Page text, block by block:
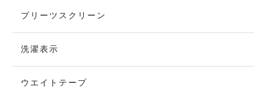
プリーツスクリーン
洗濯表示
ウエイトテープ